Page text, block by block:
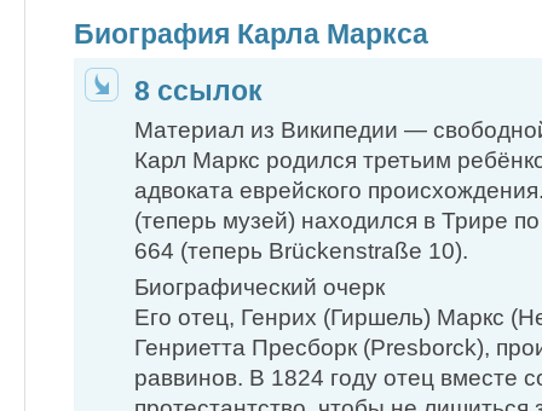
Биография Карла Маркса
8 ссылок
Материал из Википедии —
Карл Маркс родился третьим
адвоката еврейского
(теперь музей) находился в Трире
664 (теперь Brückenstraße 10).
Биографический очерк
Его отец, Генрих (Гиршель) Маркс
Генриетта Пресборк (Presborck),
раввинов. В 1824 году отец вместе